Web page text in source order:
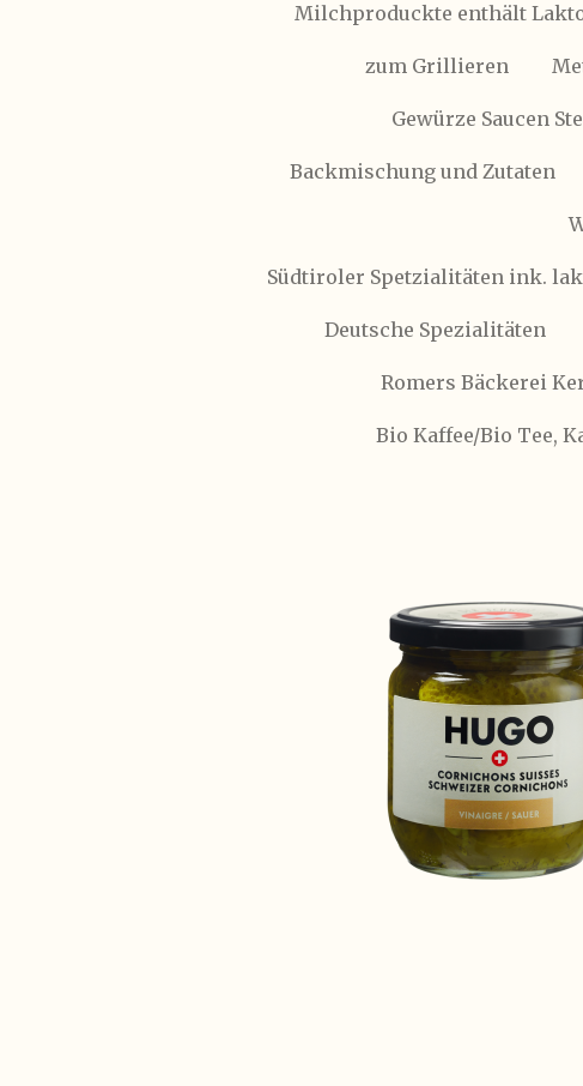
Milchproduckte enthält
zum Grillieren
Gewürze Saucen
Backmischung und Zutaten
Südtiroler Spetzialitäten ink.
Deutsche Spezialitäten
Romers Bäckerei
Bio Kaffee/Bio Tee,